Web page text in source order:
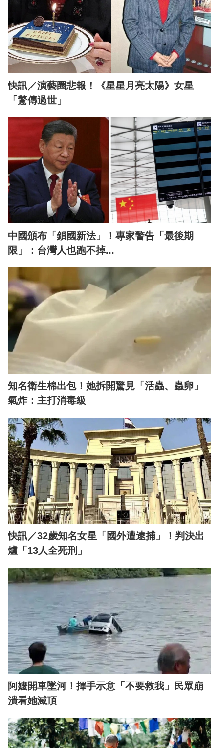
快訊／演藝圈悲報！《星星月亮太陽》女星
「驚傳過世」
中國頒布「鎖國新法」！專家警告「最後期
限」：台灣人也跑不掉...
知名衛生棉出包！她拆開驚見「活蟲、蟲卵」
氣炸：主打消毒級
快訊／32歲知名女星「國外遭逮捕」！判決出
爐「13人全死刑」
阿嬤開車墜河！揮手示意「不要救我」民眾崩
潰看她滅頂